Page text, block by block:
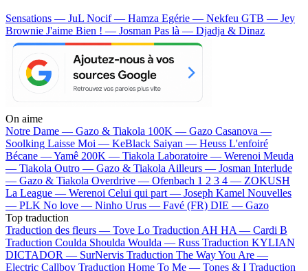
Sensations — JuL Nocif — Hamza Egérie — Nekfeu GTB — Jey
Brownie J'aime Bien ! — Josman Pas là — Djadja & Dinaz
On aime
Notre Dame — Gazo & Tiakola 100K — Gazo Casanova —
Soolking Laisse Moi — KeBlack Saiyan — Heuss L'enfoiré
Bécane —Yamê 200K — Tiakola Laboratoire — Werenoi Meuda
— Tiakola Outro — Gazo & Tiakola Ailleurs — Josman Interlude
— Gazo & Tiakola Overdrive — Ofenbach 1 2 3 4 — ZOKUSH
La League — Werenoi Celui qui part — Joseph Kamel Nouvelles
— PLK No love — Ninho Urus — Favé (FR) DIE — Gazo
Top traduction
Traduction des fleurs — Tove Lo Traduction AH HA — Cardi B
Traduction Coulda Shoulda Woulda — Russ Traduction KYLIAN
DICTADOR — SurNervis Traduction The Way You Are —
Electric Callboy Traduction Home To Me — Tones & I Traduction